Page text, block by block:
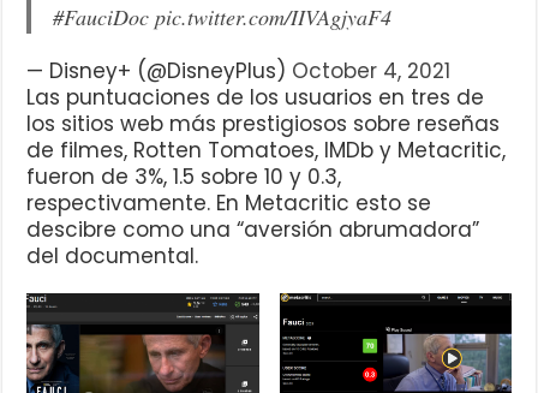
#FauciDoc pic.twitter.com/IIVAgjyaF4
— Disney+ (@DisneyPlus) October 4, 2021
Las puntuaciones de los usuarios en tres de
los sitios web más prestigiosos sobre reseñas
de filmes, Rotten Tomatoes, IMDb y Metacritic,
fueron de 3%, 1.5 sobre 10 y 0.3,
respectivamente. En Metacritic esto se
descibre como una “aversión abrumadora”
del documental.